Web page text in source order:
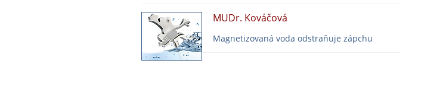
MUDr. Kováčová
Magnetizovaná voda odstraňuje zápchu